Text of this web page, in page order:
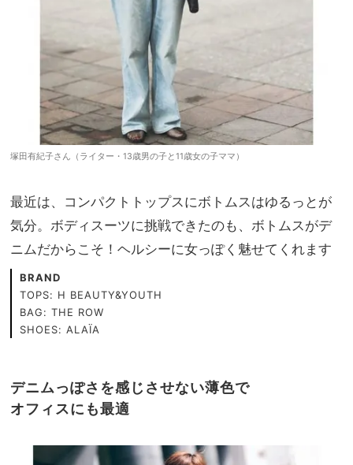
塚田有紀子さん（ライター・13歳男の子と11歳女の子ママ）
最近は、コンパクトトップスにボトムスはゆるっとが
気分。ボディスーツに挑戦できたのも、ボトムスがデ
ニムだからこそ！ヘルシーに女っぽく魅せてくれます
BRAND
TOPS: H BEAUTY&YOUTH
BAG: THE ROW
SHOES: ALAÏA
デニムっぽさを感じさせない薄色で
オフィスにも最適